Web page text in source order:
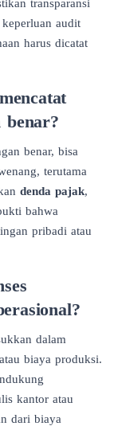
transparansi
audit
harus dicatat
benar?
benar, bisa
terutama
denda pajak,
bahwa
pribadi atau
dalam
biaya produksi.
kantor atau
dari biaya